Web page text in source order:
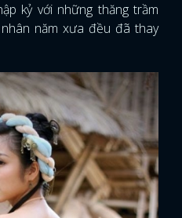
kỷ với những thăng trầm
năm xưa đều đã thay